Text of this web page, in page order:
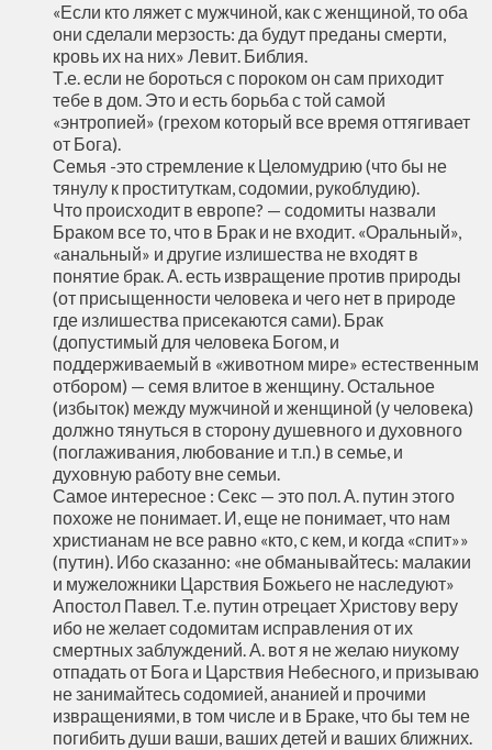
«Если кто ляжет с мужчиной, как с женщиной, то оба
они сделали мерзость: да будут преданы смерти,
кровь их на них» Левит. Библия.
Т.е. если не бороться с пороком он сам приходит
тебе в дом. Это и есть борьба с той самой
«энтропией» (грехом который все время оттягивает
от Бога).
Семья -это стремление к Целомудрию (что бы не
тянулу к проституткам, содомии, рукоблудию).
Что происходит в европе? — содомиты назвали
Браком все то, что в Брак и не входит. «Оральный»,
«анальный» и другие излишества не входят в
понятие брак. А. есть извращение против природы
(от присыщенности человека и чего нет в природе
где излишества присекаются сами). Брак
(допустимый для человека Богом, и
поддерживаемый в «животном мире» естественным
отбором) — семя влитое в женщину. Остальное
(избыток) между мужчиной и женщиной (у человека)
должно тянуться в сторону душевного и духовного
(поглаживания, любование и т.п.) в семье, и
духовную работу вне семьи.
Самое интересное : Секс — это пол. А. путин этого
похоже не понимает. И, еще не понимает, что нам
христианам не все равно «кто, с кем, и когда «спит»»
(путин). Ибо сказанно: «не обманывайтесь: малакии
и мужеложники Царствия Божьего не наследуют»
Апостол Павел. Т.е. путин отрецает Христову веру
ибо не желает содомитам исправления от их
смертных заблуждений. А. вот я не желаю ниукому
отпадать от Бога и Царствия Небесного, и призываю
не занимайтесь содомией, ананией и прочими
извращениями, в том числе и в Браке, что бы тем не
погибить души ваши, ваших детей и ваших ближних.